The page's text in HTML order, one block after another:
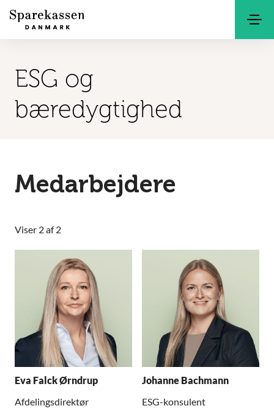
ESG og
bæredygtighed
Medarbejdere
Viser 2 af 2
Eva Falck Ørndrup
Afdelingsdirektør
Johanne Bachmann
ESG-konsulent